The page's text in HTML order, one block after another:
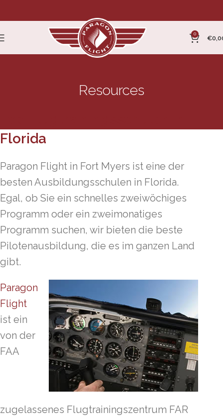
0
€
Resources
Florida
Paragon Flight in Fort Myers ist eine der
besten Ausbildungsschulen in Florida.
Egal, ob Sie ein schnelles zweiwöchiges
Programm oder ein zweimonatiges
Programm suchen, wir bieten die beste
Pilotenausbildung, die es im ganzen Land
gibt.
Paragon
Flight
ist ein
von der
FAA
zugelassenes Flugtrainingszentrum FAR